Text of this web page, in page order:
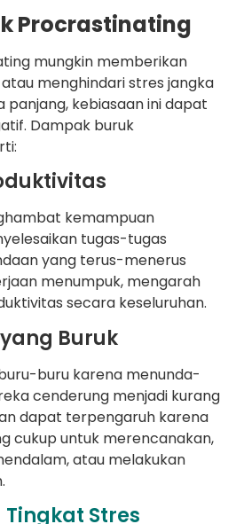
Procrastinating
mungkin memberikan
menghindari stres jangka
panjang, kebiasaan ini dapat
Dampak buruk
kemampuan
tugas-tugas
yang terus-menerus
menumpuk, mengarah
secara keseluruhan.
Buruk
buru karena menunda-
cenderung menjadi kurang
dapat terpengaruh karena
cukup untuk merencanakan,
atau melakukan
Stres